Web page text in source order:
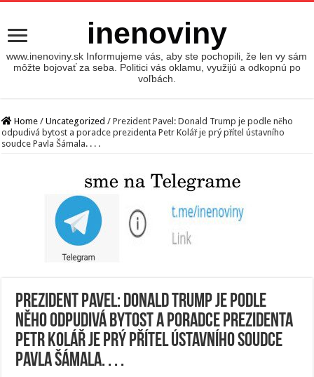
inenoviny
www.inenoviny.sk Informujeme vás, aby ste pochopili, že len vy sám
môžte bojovať za seba. Politici vás oklamu, využijú a odkopnú po
voľbách.
Home / Uncategorized / Prezident Pavel: Donald Trump je podle něho
odpudivá bytost a poradce prezidenta Petr Kolář je prý přítel ústavního
soudce Pavla Šámala. . . .
Prezident Pavel: Donald Trump je podle
něho odpudivá bytost a poradce prezidenta
Petr Kolář je prý přítel ústavního soudce
Pavla Šámala. . . .